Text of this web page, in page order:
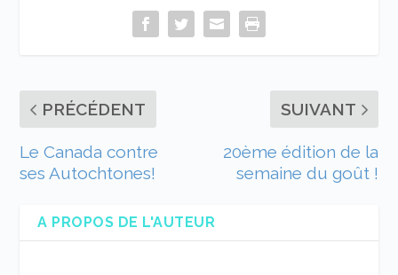
PRÉCÉDENT
Le Canada contre
ses Autochtones!
SUIVANT
20ème édition de la
semaine du goût !
A PROPOS DE L'AUTEUR